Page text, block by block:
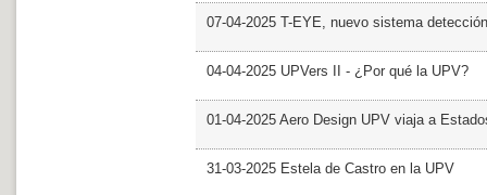
07-04-2025 T-EYE, nuevo sistema
04-04-2025 UPVers II - ¿Por qué la UPV?
01-04-2025 Aero Design UPV viaja a
31-03-2025 Estela de Castro en la UPV